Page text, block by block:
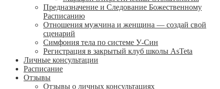
Предназначение и Следование Божественному
Расписанию
Отношения мужчина и женщина — создай свой
сценарий
Симфония тела по системе У-Син
Регистрация в закрытый клуб школы AsTeta
Личные консультации
Расписание
Отзывы
Отзывы о личных консультациях